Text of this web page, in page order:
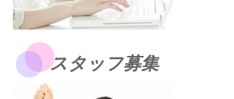
スタッフ募集